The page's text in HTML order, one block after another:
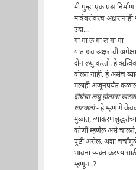
मी पुन्हा एक प्रश्न
मात्रेबरोबरच
उदा...
गा गा ल गा ल गा गा
यात ७च अक्षरांची
दोन लघु करतो. हे
बोलत नाही. हे असेच
मलाही अजूनपर्यंत
दीर्घचा लघु होताना
खटकतो- हे म्हणणे
मुळात,
कोणी म्हणेल असे
पुष्टी असेल. अशा
भावना व्यक्त
म्हणून..?